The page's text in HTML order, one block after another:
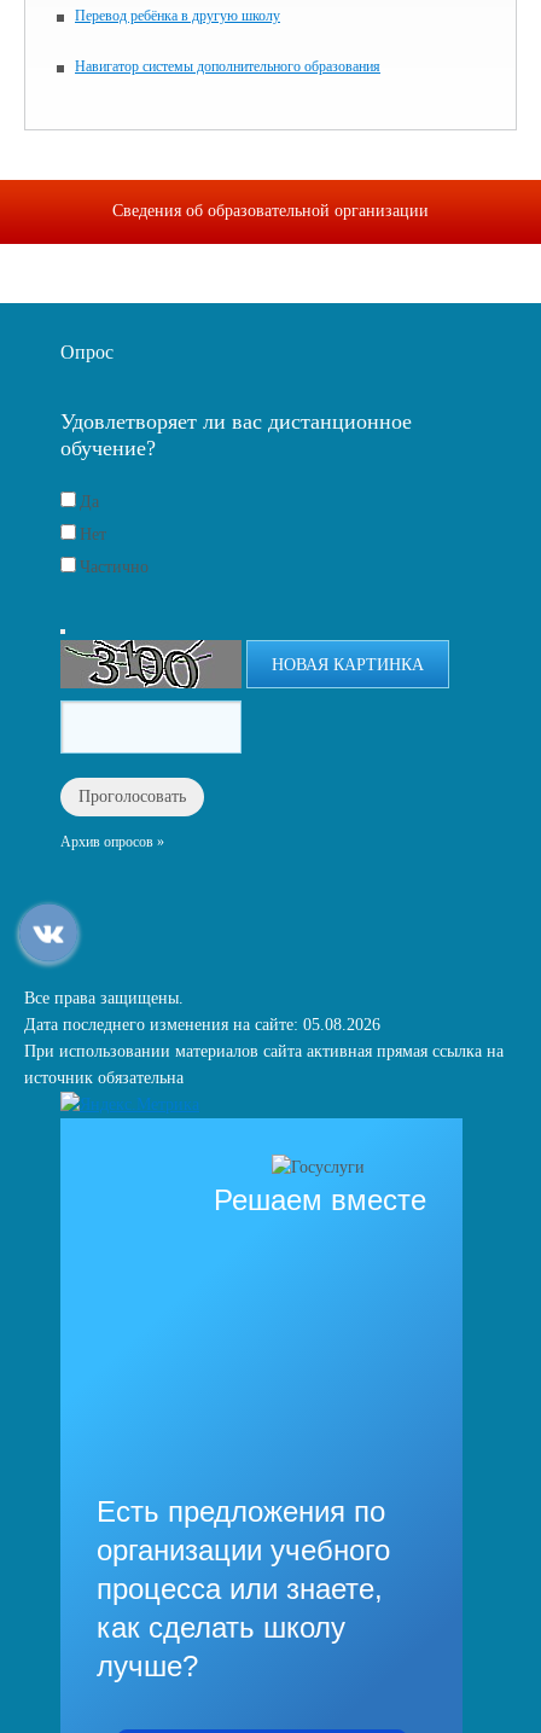
Перевод ребёнка в другую школу
Навигатор системы дополнительного образования
Сведения об образовательной организации
Опрос
Удовлетворяет ли вас дистанционное
обучение?
Да
Нет
Частично
НОВАЯ КАРТИНКА
Архив опросов »
Все права защищены.
Дата последнего изменения на сайте: 05.08.2026
При использовании материалов сайта активная прямая ссылка на
источник обязательна
Решаем вместе
Есть предложения по
организации учебного
процесса или знаете,
как сделать школу
лучше?